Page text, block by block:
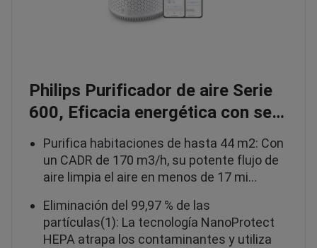
Philips Purificador de aire Serie
600, Eficacia energética con se…
Purifica habitaciones de hasta 44 m2: Con
un CADR de 170 m3/h, su potente flujo de
aire limpia el aire en menos de 17 mi…
Eliminación del 99,97 % de las
partículas(1): La tecnología NanoProtect
HEPA atrapa los contaminantes y utiliza